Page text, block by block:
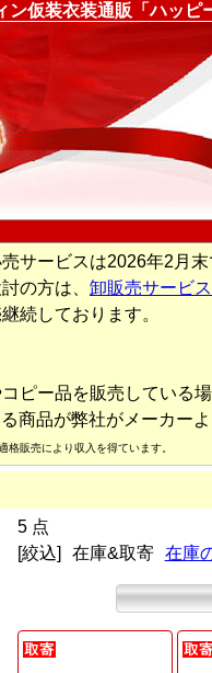
仮装衣装通販「ハッピ
サービスは2026年2月末
の方は、 卸販売サービス
続しております。
ピー品を販売している場
商品が弊社がメーカー
販売により収入を得ています。
5 点
[絞込]
在庫&取寄 在庫